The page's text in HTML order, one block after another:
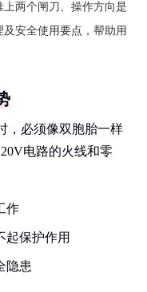
两个闸刀、操作方向是
安全使用要点，帮助用
，必须像双胞胎一样
电路的火线和零
作
起保护作用
隐患